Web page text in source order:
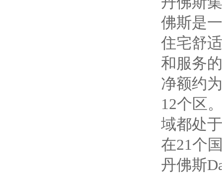
佛斯是
住宅舒
和服务
净额约
12个区
域都处
在21个
丹佛斯